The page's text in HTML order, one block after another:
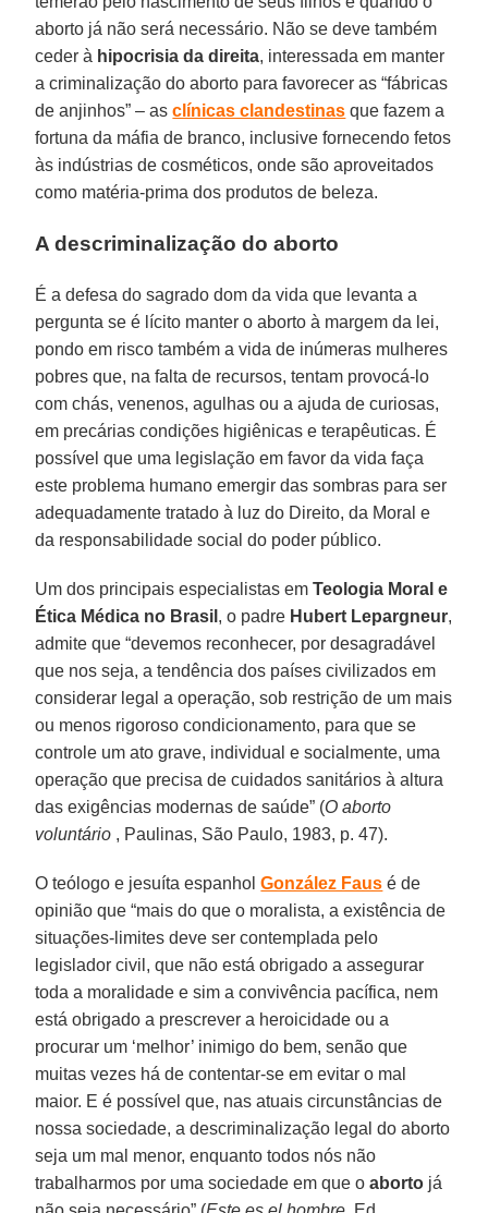
aborto já não será necessário. Não se deve também
ceder à hipocrisia da direita, interessada em manter
a criminalização do aborto para favorecer as “fábricas
de anjinhos” – asclínicas clandestinas que fazem a
fortuna da máfia de branco, inclusive fornecendo fetos
às indústrias de cosméticos, onde são aproveitados
como matéria-prima dos produtos de beleza.
A descriminalização do aborto
É a defesa do sagrado dom da vida que levanta a
pergunta se é lícito manter o aborto à margem da lei,
pondo em risco também a vida de inúmeras mulheres
pobres que, na falta de recursos, tentam provocá-lo
com chás, venenos, agulhas ou a ajuda de curiosas,
em precárias condições higiênicas e terapêuticas. É
possível que uma legislação em favor da vida faça
este problema humano emergir das sombras para ser
adequadamente tratado à luz do Direito, da Moral e
da responsabilidade social do poder público.
Um dos principais especialistas emTeologia Moral e
Ética Médica no Brasil , o padre Hubert Lepargneur,
admite que “devemos reconhecer, por desagradável
que nos seja, a tendência dos países civilizados em
considerar legal a operação, sob restrição de um mais
ou menos rigoroso condicionamento, para que se
controle um ato grave, individual e socialmente, uma
operação que precisa de cuidados sanitários à altura
das exigências modernas de saúde” (O aborto
voluntário , Paulinas, São Paulo, 1983, p. 47).
O teólogo e jesuíta espanholGonzález Faus é de
opinião que “mais do que o moralista, a existência de
situações-limites deve ser contemplada pelo
legislador civil, que não está obrigado a assegurar
toda a moralidade e sim a convivência pacífica, nem
está obrigado a prescrever a heroicidade ou a
procurar um ‘melhor’ inimigo do bem, senão que
muitas vezes há de contentar-se em evitar o mal
maior. E é possível que, nas atuais circunstâncias de
nossa sociedade, a descriminalização legal do aborto
seja um mal menor, enquanto todos nós não
trabalharmos por uma sociedade em que oaborto já